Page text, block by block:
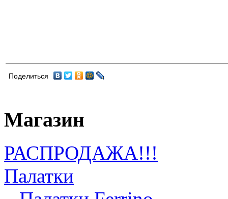
Поделиться
Магазин
РАСПРОДАЖА!!!
Палатки